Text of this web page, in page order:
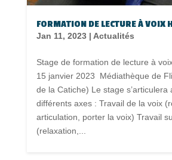
FORMATION DE LECTURE À VOIX
Jan 11, 2023| Actualités
Stage de formation de lecture à
15 janvier 2023 Médiathèque de
de la Catiche) Le stage s’articulera
différents axes : Travail de la voix
articulation, porter la voix) Travail
(relaxation,...